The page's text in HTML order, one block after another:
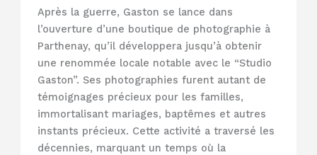
Après la guerre, Gaston se lance dans
l’ouverture d’une boutique de photographie à
Parthenay, qu’il développera jusqu’à obtenir
une renommée locale notable avec le “Studio
Gaston”. Ses photographies furent autant de
témoignages précieux pour les familles,
immortalisant mariages, baptêmes et autres
instants précieux. Cette activité a traversé les
décennies, marquant un temps où la